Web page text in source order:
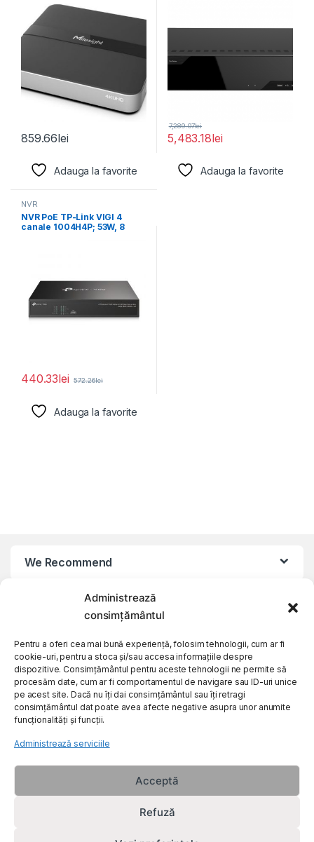
Administrează
consimțământul
Pentru a oferi cea mai bună experiență, folosim tehnologii, cum ar fi
cookie-uri, pentru a stoca și/sau accesa informațiile despre
dispozitive. Consimțământul pentru aceste tehnologii ne permite să
procesăm date, cum ar fi comportamentul de navigare sau ID-uri unice
pe acest site. Dacă nu îți dai consimțământul sau îți retragi
consimțământul dat poate avea afecte negative asupra unor anumite
funcționalități și funcții.
Administrează serviciile
Acceptă
Refuză
859.66lei
Adauga la favorite
5,483.18lei
7,289.07lei
Adauga la favorite
NVR
NVR PoE TP-Link VIGI 4
canale 1004H4P; 53W, 8
440.33lei 572.26lei
Adauga la favorite
We Recommend
My Account
Customer Care
About Us